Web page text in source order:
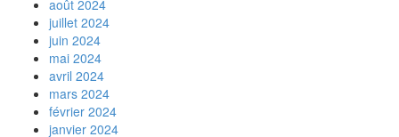
août 2024
juillet 2024
juin 2024
mai 2024
avril 2024
mars 2024
février 2024
janvier 2024